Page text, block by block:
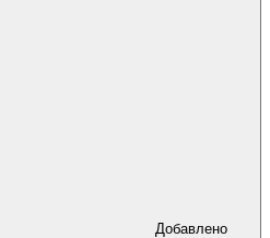
Добавлено